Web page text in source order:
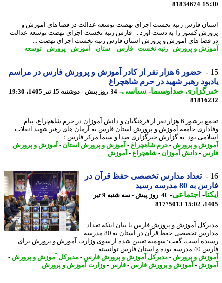
81834674
فارس رتبه نخست اجرای نهضت توسعه عدالت در فضا های آموزش و
کشور را به دست آورد . - فارس رتبه نخست اجرای نهضت توسعه عدالت
های آموزش و پرورش استان فارس رتبه نخست اجرای نهضت ...
و پرورش-رتبه نخست-فارس-استان-آموزش-پرورش-توسعه
حضور 6 هزار نفر از کادر آموزش و پرورش فارس در مراسم
رهبر شهید در حرم شاهچراغ
صداوسیما-سیاسی-34 روز پیش - دوشنبه 15 تیر 1405، 19:30
تجمع پرشور 6 هزار نفر از فرهنگیان و دانش آموزان در حرم شاهچراغ، پیام
جامعه آموزش و پرورش استان فارس به آرمان های رهبر شهید انقلاب
بود. به گزارش خبرگزاری صدا و سیما مرکز فارس ؛
و پرورش-حرم شاهچراغ- آموزش و پرورش استان-آموزش و پرورش
-دانش آموزان- شاهچراغ- آموزش
تعداد مدارس تخصصی حفظ قرآن در
80 مدرسه رسید
-اجتماعی-
40 روز پیش - سه شنبه 9 تیر
81775013
آموزش و پرورش فارس با بیان اینکه تعداد
مدارس تخصصی حفظ قرآن در استان به 80 مدرسه
است، گفت: سهمیه تعیین شده از سوی وزارت آموزش و پرورش برای
فارس توانسته ...
و پرورش-مدیرکل آموزش و پرورش فارس-مدیرکل آموزش و پرورش-
-آموزش و پرورش فارس-فارس-وزارت آموزش و پرورش